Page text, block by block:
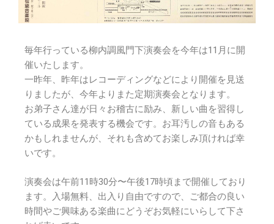
毎年行っている柳内調風門下演奏会を今年は11月に開
催いたします。
一昨年、昨年はレコーディングなどにより開催を見送
りましたが、今年よりまた定期演奏会となります。
お弟子さん達が日々お稽古に励み、新しい曲を習得し
ている成果を発表する機会です。お耳汚しの音もある
かもしれませんが、それも含めてお楽しみ頂ければ幸
いです。
演奏会は午前11時30分〜午後17時頃まで開催しており
ます。入場無料、出入り自由ですので、ご都合の良い
時間やご興味ある楽曲にどうぞお気軽にいらして下さ